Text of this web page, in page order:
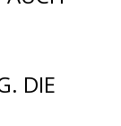
DIE